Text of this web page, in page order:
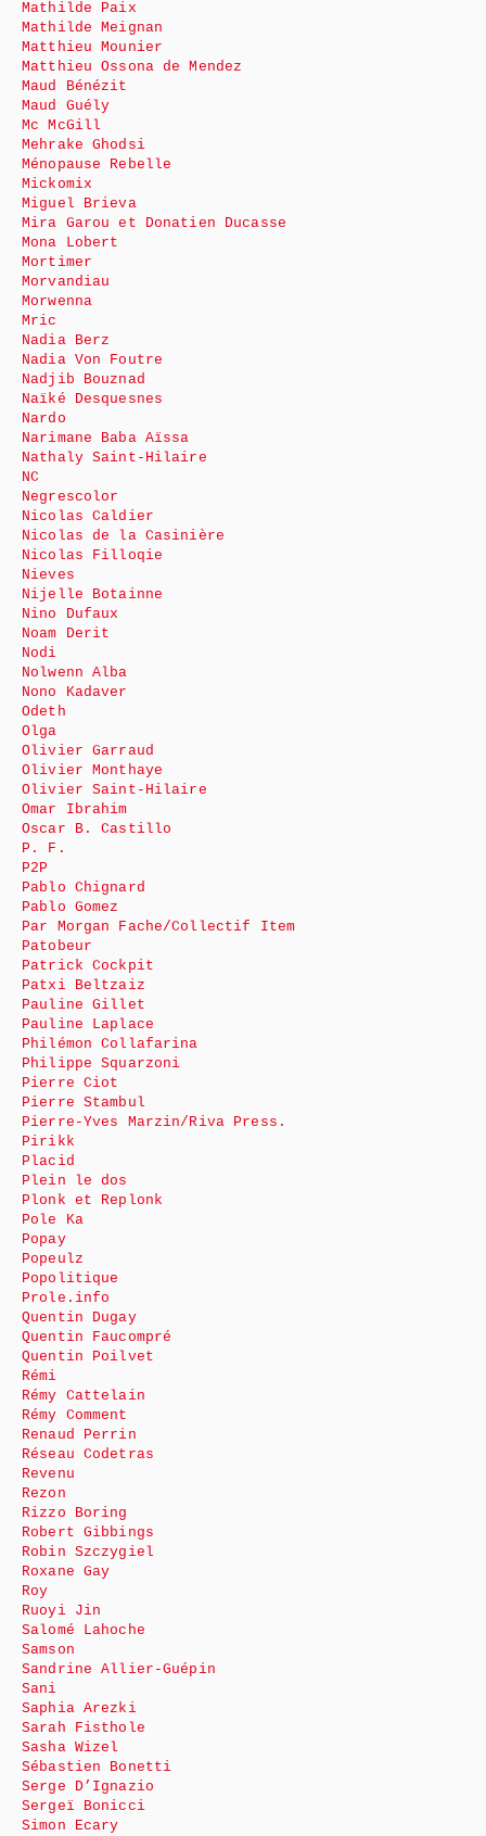
Mathilde Paix
Mathilde Meignan
Matthieu Mounier
Matthieu Ossona de Mendez
Maud Bénézit
Maud Guély
Mc McGill
Mehrake Ghodsi
Ménopause Rebelle
Mickomix
Miguel Brieva
Mira Garou et Donatien Ducasse
Mona Lobert
Mortimer
Morvandiau
Morwenna
Mric
Nadia Berz
Nadia Von Foutre
Nadjib Bouznad
Naïké Desquesnes
Nardo
Narimane Baba Aïssa
Nathaly Saint-Hilaire
NC
Negrescolor
Nicolas Caldier
Nicolas de la Casinière
Nicolas Filloqie
Nieves
Nijelle Botainne
Nino Dufaux
Noam Derit
Nodi
Nolwenn Alba
Nono Kadaver
Odeth
Olga
Olivier Garraud
Olivier Monthaye
Olivier Saint-Hilaire
Omar Ibrahim
Oscar B. Castillo
P. F.
P2P
Pablo Chignard
Pablo Gomez
Par Morgan Fache/Collectif Item
Patobeur
Patrick Cockpit
Patxi Beltzaiz
Pauline Gillet
Pauline Laplace
Philémon Collafarina
Philippe Squarzoni
Pierre Ciot
Pierre Stambul
Pierre-Yves Marzin/Riva Press.
Pirikk
Placid
Plein le dos
Plonk et Replonk
Pole Ka
Popay
Popeulz
Popolitique
Prole.info
Quentin Dugay
Quentin Faucompré
Quentin Poilvet
Rémi
Rémy Cattelain
Rémy Comment
Renaud Perrin
Réseau Codetras
Revenu
Rezon
Rizzo Boring
Robert Gibbings
Robin Szczygiel
Roxane Gay
Roy
Ruoyi Jin
Salomé Lahoche
Samson
Sandrine Allier-Guépin
Sani
Saphia Arezki
Sarah Fisthole
Sasha Wizel
Sébastien Bonetti
Serge D’Ignazio
Sergeï Bonicci
Simon Ecary